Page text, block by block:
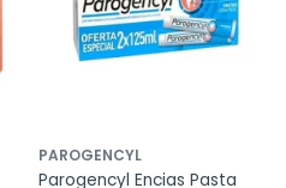
PAROGENCYL
Parogencyl Encias Pasta